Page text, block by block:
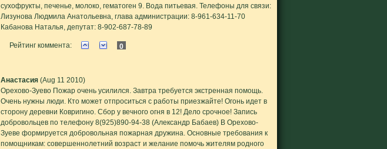
сухофрукты, печенье, молоко, гематоген 9. Вода питьевая. Телефоны для связи:
Лизунова Людмила Анатольевна, глава администрации: 8-961-634-11-70
Кабанова Наталья, депутат: 8-902-687-78-89
Рейтинг коммента: 0
Анастасия (Aug 11 2010)
Орехово-Зуево Пожар очень усилился. Завтра требуется экстренная помощь.
Очень нужны люди. Кто может отпроситься с работы приезжайте! Огонь идет в
сторону деревни Ковригино. Сбор у вечного огня в 12! Дело срочное! Запись
добровольцев по телефону 8(925)890-94-38 (Александр Бабаев) В Орехово-
Зуеве формируется добровольная пожарная дружина. Основные требования к
помощникам: совершеннолетний возраст и желание помочь жителям родного